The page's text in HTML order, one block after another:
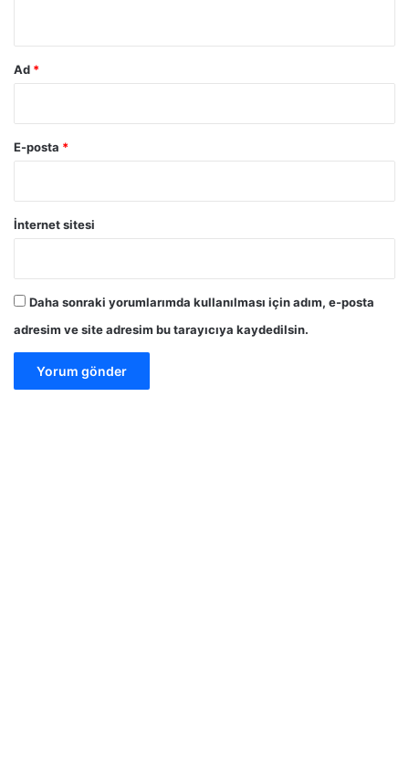
Ad *
E-posta *
İnternet sitesi
Daha sonraki yorumlarımda kullanılması için adım, e-posta
adresim ve site adresim bu tarayıcıya kaydedilsin.